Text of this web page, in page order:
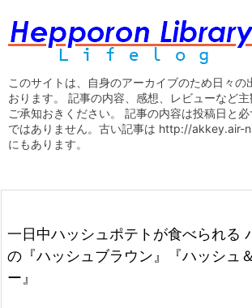
このサイトは、自身のアーカイブのため日々の
おります。 記事の内容、感想、レビューなど
ご承知おきください。 記事の内容は投稿日と
ではありません。古い記事は http://
にもあります。
一日中ハッシュポテトが食べられる
の『ハッシュブラウン』『ハッシュ
ー』